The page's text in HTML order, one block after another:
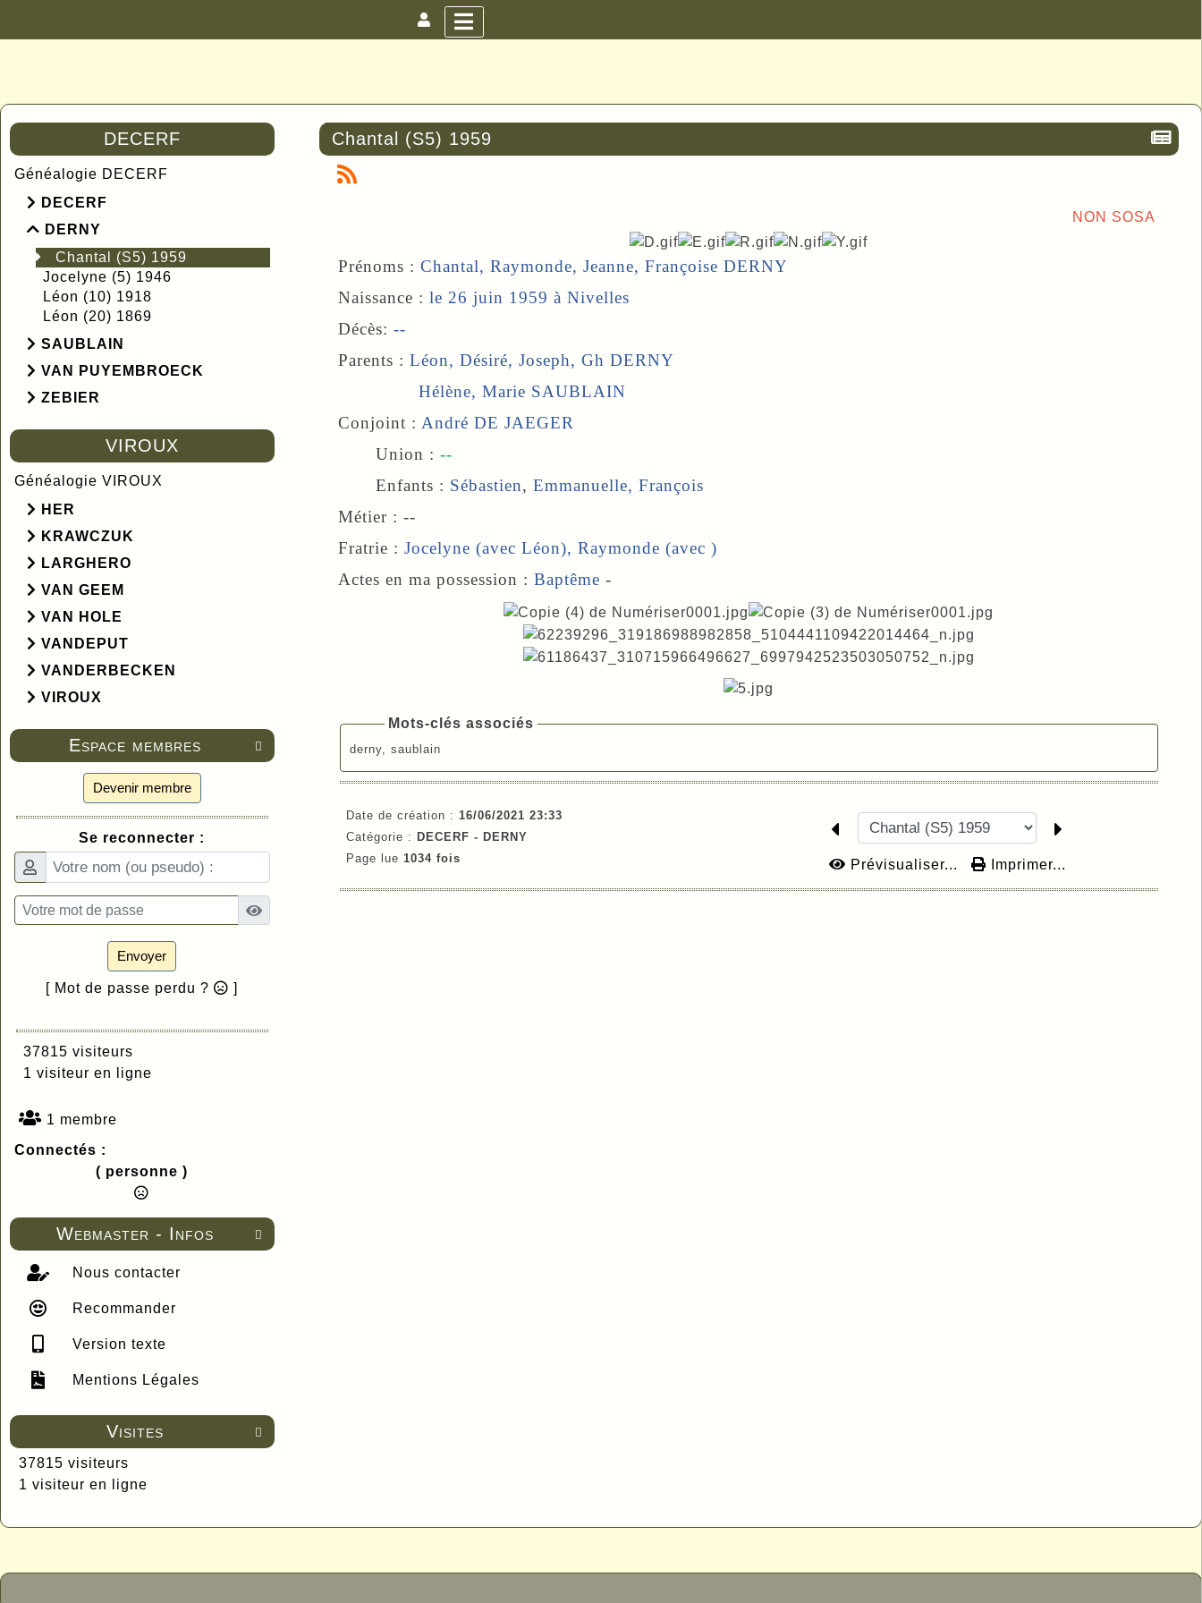
DECERF
Généalogie DECERF
DECERF
DERNY
Chantal (S5) 1959
Jocelyne (5) 1946
Léon (10) 1918
Léon (20) 1869
SAUBLAIN
VAN PUYEMBROECK
ZEBIER
VIROUX
Généalogie VIROUX
HER
KRAWCZUK
LARGHERO
VAN GEEM
VAN HOLE
VANDEPUT
VANDERBECKEN
VIROUX

Espace membres
Devenir membre
Se reconnecter :
Envoyer
[ Mot de passe perdu ? ]
37815 visiteurs
1 visiteur en ligne
1 membre
Connectés :
( personne )

Webmaster - Infos
Nous contacter
Recommander
Version texte
Mentions Légales

Visites
37815 visiteurs
1 visiteur en ligne
Chantal (S5) 1959
NON SOSA
Prénoms : Chantal, Raymonde, Jeanne, Françoise DERNY
Naissance : le 26 juin 1959 à Nivelles
Décès: --
Parents : Léon, Désiré, Joseph, Gh DERNY
Hélène, Marie SAUBLAIN
Conjoint : André DE JAEGER
Union : --
Enfants : Sébastien, Emmanuelle, François
Métier : --
Fratrie : Jocelyne (avec Léon), Raymonde (avec )
Actes en ma possession : Baptême -
Mots-clés associés
derny, saublain
Date de création : 16/06/2021 23:33
Catégorie : DECERF - DERNY
Page lue 1034 fois Prévisualiser... Imprimer...